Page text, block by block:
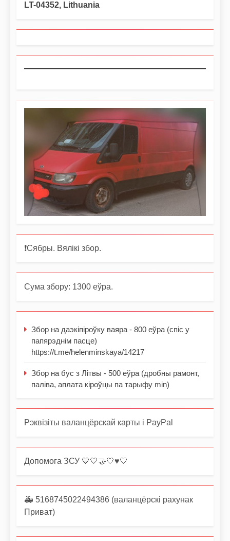
LT-04352, Lithuania
❗️Сябры. Вялікі збор.
Сума збору: 1300 еўра.
Збор на даэкіпіроўку ваяра - 800 еўра (спіс у
папярэднім пасце)
https://t.me/helenminskaya/14217
Збор на бус з Літвы - 500 еўра (дробны рамонт,
паліва, аплата кіроўцы па тарыфу min)
Рэквізіты валанцёрскай карты і PayPal
Допомога ЗСУ 💙💛🤝🤍♥️🤍
🚑 5168745022494386 (валанцёрскі рахунак
Приват)